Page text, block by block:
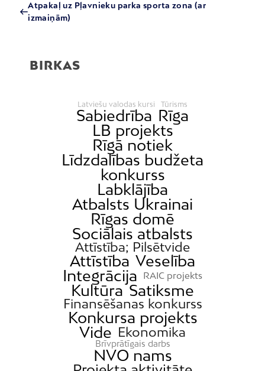
Atpakaļ uz Pļavnieku parka sporta zona (ar
izmaiņām)
BIRKAS
Latviešu valodas kursi Tūrisms
Sabiedrība Rīga
LB projekts
Rīgā notiek
Līdzdalības budžeta
konkurss
Labklājība
Atbalsts Ukrainai
Rīgas domē
Sociālais atbalsts
Attīstība; Pilsētvide
Attīstība Veselība
Integrācija
RAIC projekts
Kultūra Satiksme
Finansēšanas konkurss
Konkursa projekts
Vide Ekonomika
Brīvprātīgais darbs
NVO nams